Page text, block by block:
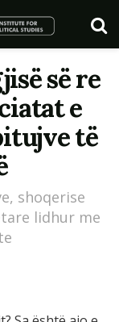
së re
e
të
shoqerise
lidhur me